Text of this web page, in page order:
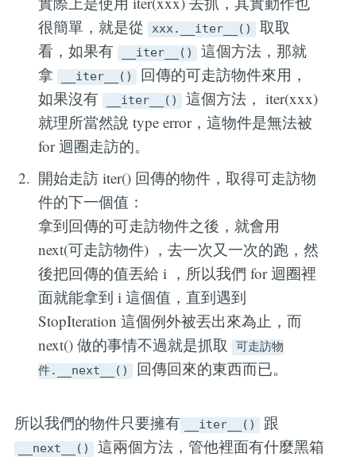
很簡單，就是從 xxx.__iter__()
取取
看，如果有
__iter__()
這個方法，那就
拿
__iter__()
回傳的可走訪物件來用，
如果沒有
__iter__()
這個方法， iter(xxx)
就理所當然說 type error，這物件是無法被
for 迴圈走訪的。
開始走訪 iter() 回傳的物件，取得可走訪物
件的下一個值：
拿到回傳的可走訪物件之後，就會用
next(可走訪物件) ，去一次又一次的跑，然
後把回傳的值丟給 i ，所以我們 for 迴圈裡
面就能拿到 i 這個值，直到遇到
StopIteration 這個例外被丟出來為止，而
next() 做的事情不過就是抓取 可走訪物
件.__next__()
回傳回來的東西而已。
所以我們的物件只要擁有 __iter__() 跟
__next__() 這兩個方法，管他裡面有什麼黑箱